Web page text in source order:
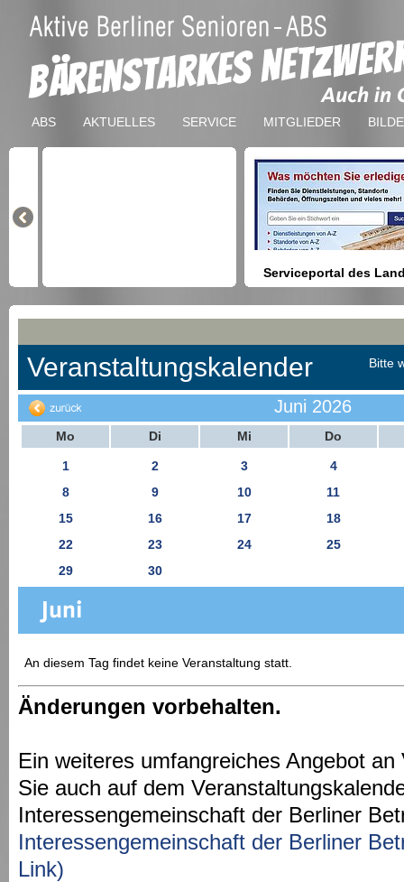
ABS AKTUELLES SERVICE MITGLIEDER
Serviceportal des
Berlin
Anmeldung bei Ämtern usw.
Veranstaltungskalender Bitte
Juni 2026
Mo Di Mi Do
1 2 3
4
8
9 10
11
15
16 17
18
22
23 24
25
29
30
An diesem Tag findet keine Veranstaltung statt.
Änderungen vorbehalten.
Ein weiteres umfangreiches Angebot
Sie auch auf dem
Interessengemeinschaft der Berliner
Interessengemeinschaft der Berliner
Link)